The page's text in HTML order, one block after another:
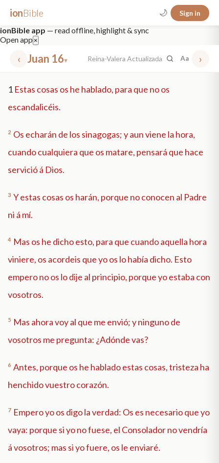
ionBible 🌙 Sign in
ionBible app — read offline, highlight & sync
Open app ×
‹ Juan 16▾ Reina-Valera Actualizada Aa ›
mt 5 nt faith
1 Estas cosas os he hablado, para que no os
escandalicéis.
2 Os echarán de los sinagogas; y aun viene la hora,
cuando cualquiera que os matare, pensará que hace
servició á Dios.
3 Y estas cosas os harán, porque no conocen al Padre
ni á mí.
4 Mas os he dicho esto, para que cuando aquella hora
viniere, os acordeis que yo os lo había dicho. Esto
empero no os lo dije al principio, porque yo estaba con
vosotros.
5 Mas ahora voy al que me envió; y ninguno de
vosotros me pregunta: ¿Adónde vas?
6 Antes, porque os he hablado estas cosas, tristeza ha
henchido vuestro corazón.
7 Empero yo os digo la verdad: Os es necesario que yo
vaya: porque si yo no fuese, el Consolador no vendría
á vosotros; mas si yo fuere, os le enviaré.